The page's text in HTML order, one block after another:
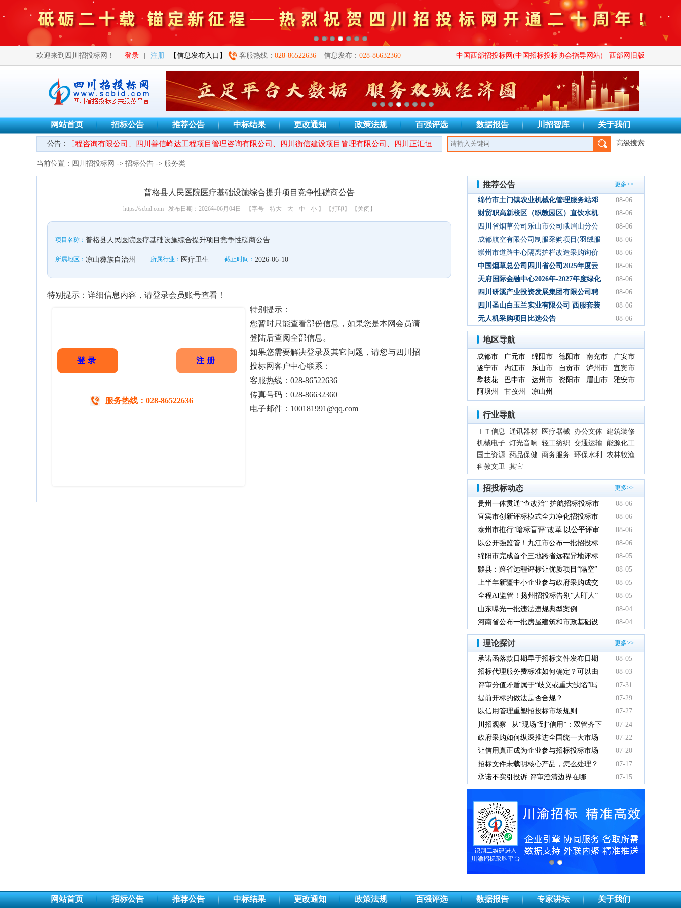
欢迎来到四川招投标网！ 登录 注册 【信息发布入口】 客服热线： 028-86522636 信息发布： 028-86632360 中国西部招投标网(中国招标投标协会指导网站) 西部网旧版
网站首页 招标公告 推荐公告 中标结果 更改通知 政策法规 百强评选 数据报告 川招智库 关于我们
公告：
四川锦鑫川荣工程咨询有限公司、四川善信峰达工程项目管理咨询有限公司、四川衡信建设项目管理有限公司、四川正汇恒招标代理有限公司、四川创致瑞兴工程项目管理有限公司、上海锡鼎实业
高级搜索
当前位置： 四川招投标网 -> 招标公告 -> 服务类
普格县人民医院医疗基础设施综合提升项目竞争性磋商公告
https://scbid.com 发布日期：2026年06月04日 【字号 特大 大 中 小】 【打印】 【关闭】
项目名称： 普格县人民医院医疗基础设施综合提升项目竞争性磋商公告
所属地区： 凉山彝族自治州 所属行业： 医疗卫生 截止时间： 2026-06-10
特别提示：详细信息内容，请登录会员账号查看！
登录 注册
服务热线：028-86522636
特别提示：
您暂时只能查看部份信息，如果您是本网会员请
登陆后查阅全部信息。
如果您需要解决登录及其它问题，请您与四川招
投标网客户中心联系：
客服热线：028-86522636
传真号码：028-86632360
电子邮件：100181991@qq.com
推荐公告 更多>>
绵竹市土门镇农业机械化管理服务站邓
林加油站双层管线隐患整改项目结果公
示
08-06
财贸职高新校区（职教园区）直饮水机
设备采购项目采购公告
08-06
四川省烟草公司乐山市公司峨眉山分公
司2026年-2027年食堂食材购买服务-询比
采购公告
08-06
成都航空有限公司制服采购项目(羽绒服
类)成交结果公告
08-06
崇州市道路中心隔离护栏改造采购询价
通知
08-06
中国烟草总公司四川省公司2025年度云
平台扩容项目（第三次） 中标候选人公
示
08-06
天府国际金融中心2026年-2027年度绿化
养护服务采购项目比选公告
08-06
四川研溪产业投资发展集团有限公司聘
请第三方服务机构开展贸易业务票据、
国内信用证结算服务结果公告
08-06
四川圣山白玉兰实业有限公司 西服套装
成品采购竞争性磋商公告
08-06
无人机采购项目比选公告
08-06
地区导航
成都市 广元市 绵阳市 德阳市 南充市
广安市
遂宁市
内江市 乐山市 自贡市 泸州市
宜宾市
攀枝花
巴中市 达州市 资阳市 眉山市
雅安市
阿坝州
甘孜州 凉山州
行业导航
ＩＴ信息 通讯器材 医疗器械 办公文体 建筑装修
机械电子 灯光音响 轻工纺织 交通运输 能源化工
国土资源 药品保健 商务服务 环保水利
农林牧渔
科教文卫 其它
招投标动态 更多>>
贵州一体贯通“查改治” 护航招标投标市
场规范健康发展
08-06
宜宾市创新评标模式全力净化招投标市
场环境
08-06
泰州市推行“暗标盲评”改革 以公平评审
推动政府采购提质增效
08-06
以公开强监管！九江市公布一批招投标
领域系统整治典型案例
08-06
绵阳市完成首个三地跨省远程异地评标
项目
08-05
黟县：跨省远程评标让优质项目“隔空”
落地
08-05
上半年新疆中小企业参与政府采购成交
额创新高
08-05
全程AI监管！扬州招投标告别“人盯人”
08-05
山东曝光一批违法违规典型案例
08-04
河南省公布一批房屋建筑和市政基础设
施工程招标投标违法违规典型案例
08-04
理论探讨 更多>>
承诺函落款日期早于招标文件发布日期
有效吗
08-05
招标代理服务费标准如何确定？可以由
中标人支付吗？
08-03
评审分值矛盾属于“歧义或重大缺陷”吗
07-31
提前开标的做法是否合规？
07-29
以信用管理重塑招投标市场规则
07-27
川招观察 | 从“现场”到“信用”：双管齐下
重塑招投标新秩序
07-24
政府采购如何纵深推进全国统一大市场
建设
07-22
让信用真正成为企业参与招标投标市场
竞争的“通行证”
07-20
招标文件未载明核心产品，怎么处理？
07-17
承诺不实引投诉 评审澄清边界在哪
07-15
网站首页 招标公告 推荐公告 中标结果 更改通知 政策法规 百强评选 数据报告 专家讲坛 关于我们